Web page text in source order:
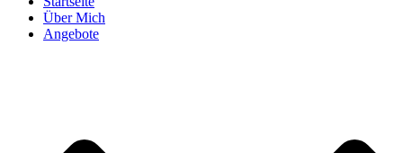
Über Mich
Angebote